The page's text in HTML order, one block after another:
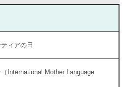
ィアの日
International Mother Language